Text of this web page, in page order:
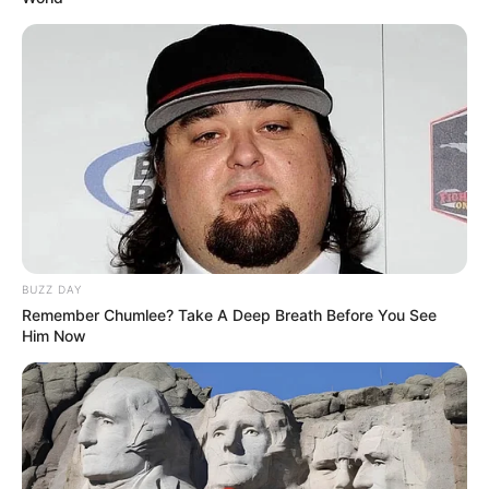
minuto la actualización en vivo de esta bomba
informativa en pleno desarrollo!
BUZZ DAY
Remember Chumlee? Take A Deep Breath Before You See
Him Now